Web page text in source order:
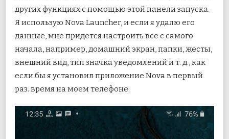
других функциях с помощью этой панели запуска.
Я использую Nova Launcher, и если я удалю его
данные, мне придется настроить все с самого
начала, например, домашний экран, папки, жесты,
внешний вид, тип значка уведомлений и т. д., как
если бы я установил приложение Nova в первый
раз. время на моем телефоне.